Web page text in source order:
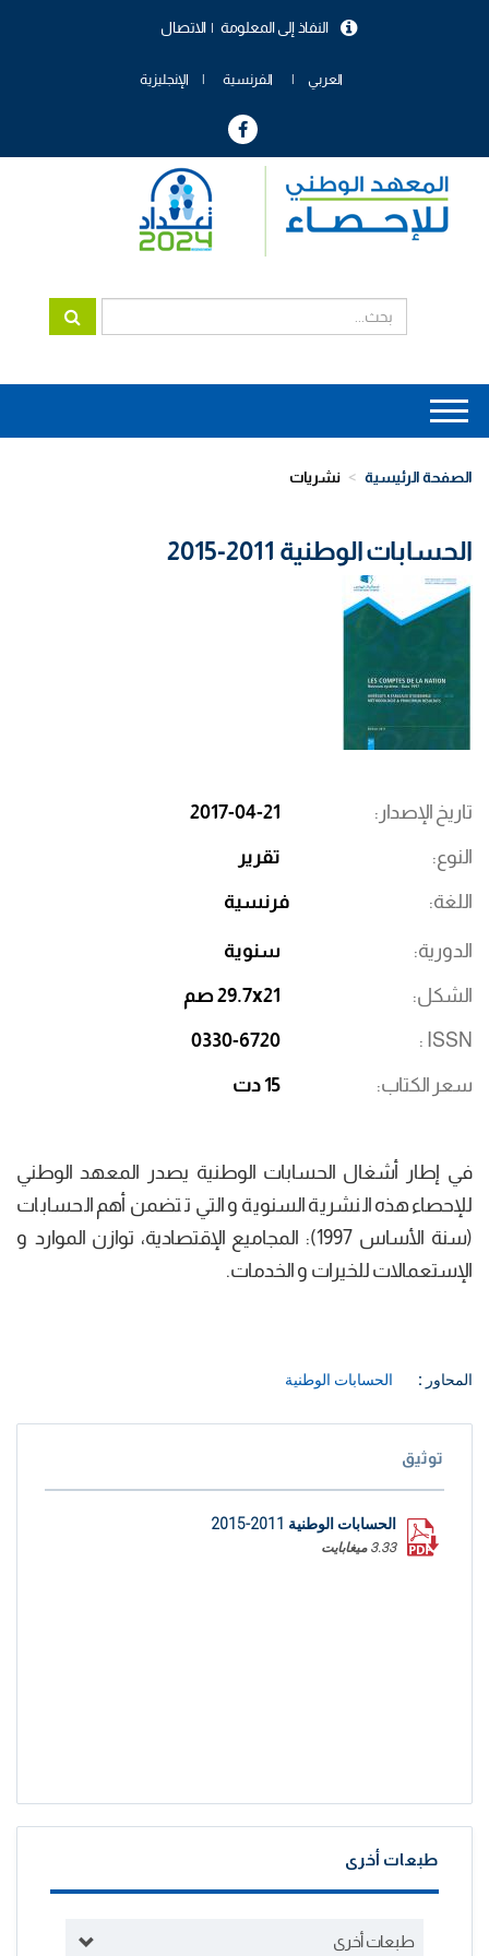
الاتصال النفاذ إلى المعلومة
العربي الفرنسية الإنجليزية
Main
navigation
الصفحة الرئيسية نشريات
الحسابات الوطنية 2011-2015
تاريخ الإصدار 2017-04-21
النوع تقرير
اللغة فرنسية
الدورية سنوية
الشكل 29.7x21 صم
ISSN
0330-6720
سعر الكتاب 15 دت
في إطار أشغال الحسابات الوطنية يصدر المعهد الوطني
للإحصاء هذه النشرية السنوية و التي تتضمن أهم الحسابات
(سنة الأساس 1997): المجاميع الإقتصادية، توازن الموارد و
الإستعمالات للخيرات و الخدمات.
المحاور : الحسابات الوطنية
توثيق
الحسابات الوطنية 2011-2015
3.33 ميغابايت
طبعات أخرى
طبعات أخرى